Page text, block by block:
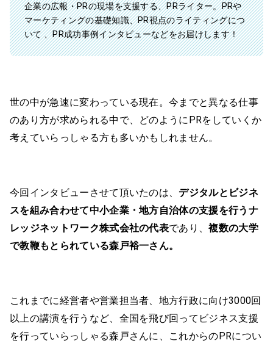
企業の広報・PRの現場を支援する、PRライター。PRや
マーケティングの基礎知識、PR視点のライティングにつ
いて 、PR成功事例インタビューなどをお届けします！
世の中が急速に変わっている現在。今までと異なる仕事
のあり方が求められる中で、どのようにPRをしていくか
考えていらっしゃる方も多いかもしれません。
今回インタビューさせて頂いたのは、デジタルとビジネ
スを組み合わせて中小企業・地方自治体の支援を行うナ
レッジネットワーク株式会社の代表であり、複数の大学
で教鞭もとられている森戸裕一さん。
これまでに経営者や営業担当者、地方行政に向け3000回
以上の講演を行うなど、全国を飛び回ってビジネス支援
を行っていらっしゃる森戸さんに、これからのPRについ